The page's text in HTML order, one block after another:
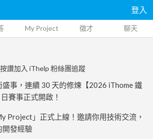
登入
My Project 徵才 聊天
按讚加入 iThelp 粉絲團追蹤
事，連續 30 天的修煉【2026 iThome 鐵
賽事正式開啟！
Project」正式上線！邀請你用技術交流，
開發經驗